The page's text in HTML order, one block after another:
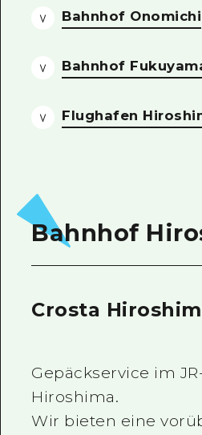
FAQs
Bahnhof Onomichi
Bahnhof
Flughafen
Bahnhof
Crosta
Gepäckservice im
Hiroshima.
Wir bieten eine